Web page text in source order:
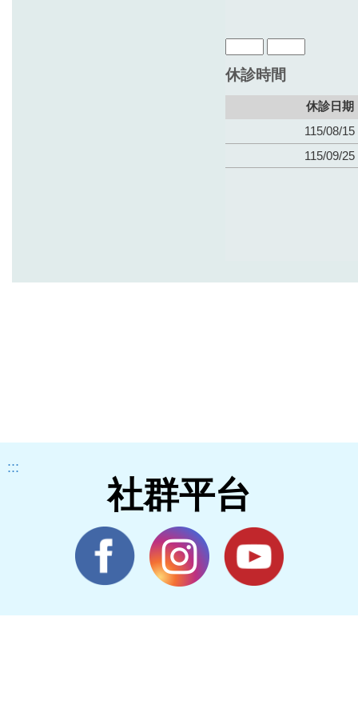
:::
社群平台